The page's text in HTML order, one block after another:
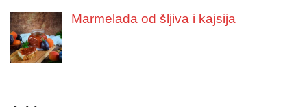
Marmelada od šljiva i kajsija